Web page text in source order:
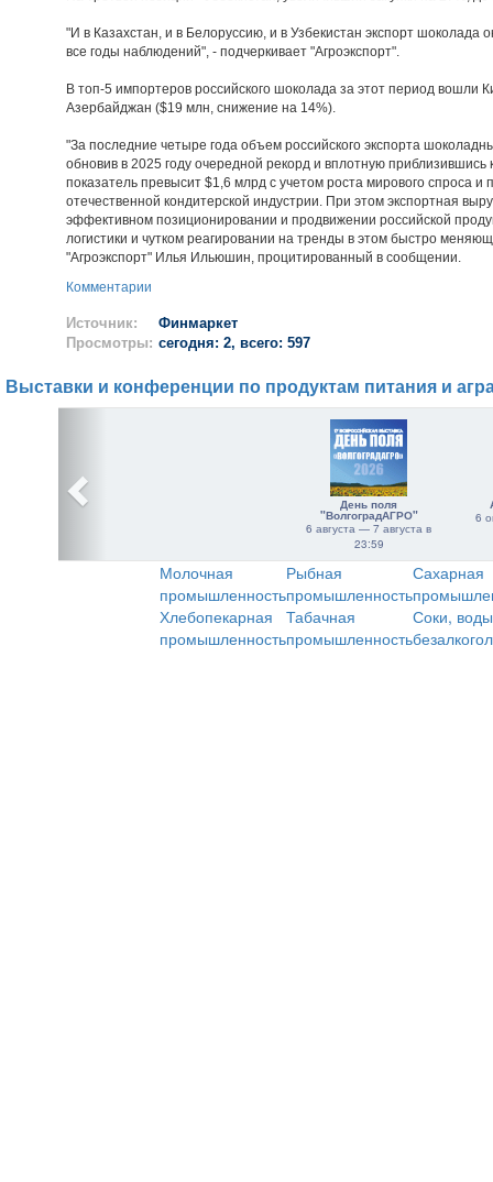
"И в Казахстан, и в Белоруссию, и в Узбекистан экспорт шоколада
все годы наблюдений", - подчеркивает "Агроэкспорт".
В топ-5 импортеров российского шоколада за этот период вошли
Азербайджан ($19 млн, снижение на 14%).
"За последние четыре года объем российского экспорта
обновив в 2025 году очередной рекорд и вплотную
показатель превысит $1,6 млрд с учетом роста мирового спроса и
отечественной кондитерской индустрии. При этом экспортная
эффективном позиционировании и продвижении российской
логистики и чутком реагировании на тренды в этом быстро
"Агроэкспорт" Илья Ильюшин, процитированный в сообщении.
Комментарии
Источник:
Финмаркет
Просмотры: сегодня: 2, всего: 597
Выставки и конференции по продуктам питания и
День поля
"ВолгоградАГРО"
6 августа — 7 августа в
23:59
6
Молочная
промышленность
Рыбная
промышленность
Сахарная
Хлебопекарная
промышленность
Табачная
промышленность
Соки,